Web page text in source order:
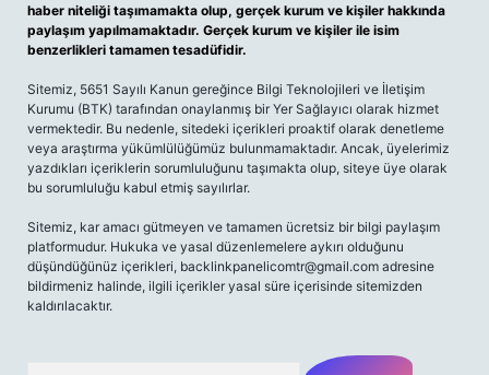
haber niteliği taşımamakta olup, gerçek kurum ve kişiler hakkında
paylaşım yapılmamaktadır. Gerçek kurum ve kişiler ile isim
benzerlikleri tamamen tesadüfidir.
Sitemiz, 5651 Sayılı Kanun gereğince Bilgi Teknolojileri ve İletişim
Kurumu (BTK) tarafından onaylanmış bir Yer Sağlayıcı olarak hizmet
vermektedir. Bu nedenle, sitedeki içerikleri proaktif olarak denetleme
veya araştırma yükümlülüğümüz bulunmamaktadır. Ancak, üyelerimiz
yazdıkları içeriklerin sorumluluğunu taşımakta olup, siteye üye olarak
bu sorumluluğu kabul etmiş sayılırlar.
Sitemiz, kar amacı gütmeyen ve tamamen ücretsiz bir bilgi paylaşım
platformudur. Hukuka ve yasal düzenlemelere aykırı olduğunu
düşündüğünüz içerikleri, backlinkpanelicomtr@gmail.com adresine
bildirmeniz halinde, ilgili içerikler yasal süre içerisinde sitemizden
kaldırılacaktır.